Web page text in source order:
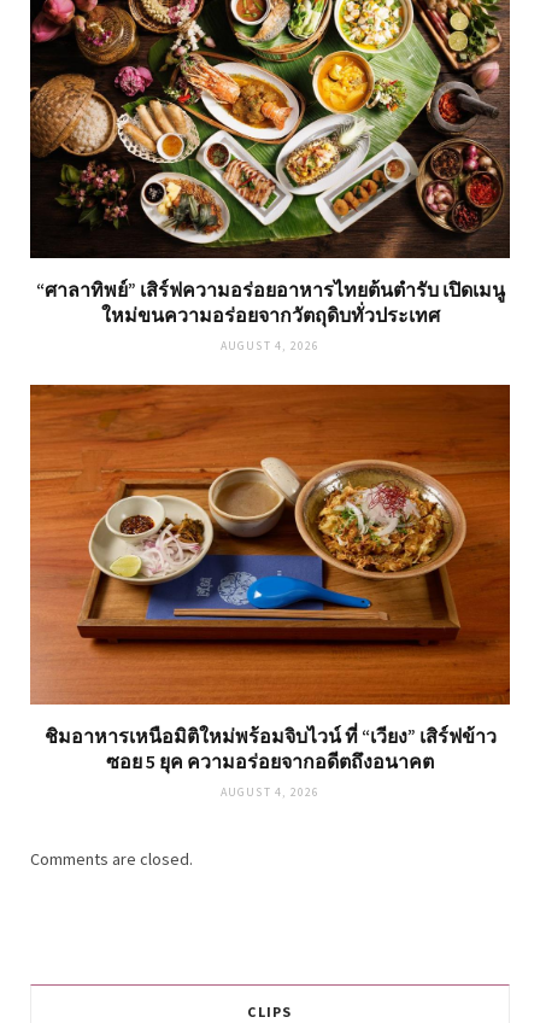
“ศาลาทิพย์” เสิร์ฟความอร่อยอาหารไทยต้นตำรับ เปิดเมนู
ใหม่ขนความอร่อยจากวัตถุดิบทั่วประเทศ
AUGUST 4, 2026
ชิมอาหารเหนือมิติใหม่พร้อมจิบไวน์ ที่ “เวียง” เสิร์ฟข้าว
ซอย 5 ยุค ความอร่อยจากอดีตถึงอนาคต
AUGUST 4, 2026
Comments are closed.
CLIPS